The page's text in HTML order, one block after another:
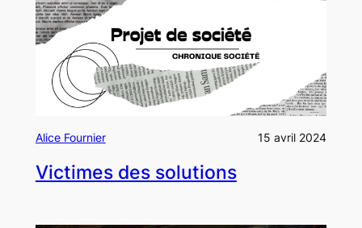
Alice Fournier 15 avril 2024
Victimes des solutions